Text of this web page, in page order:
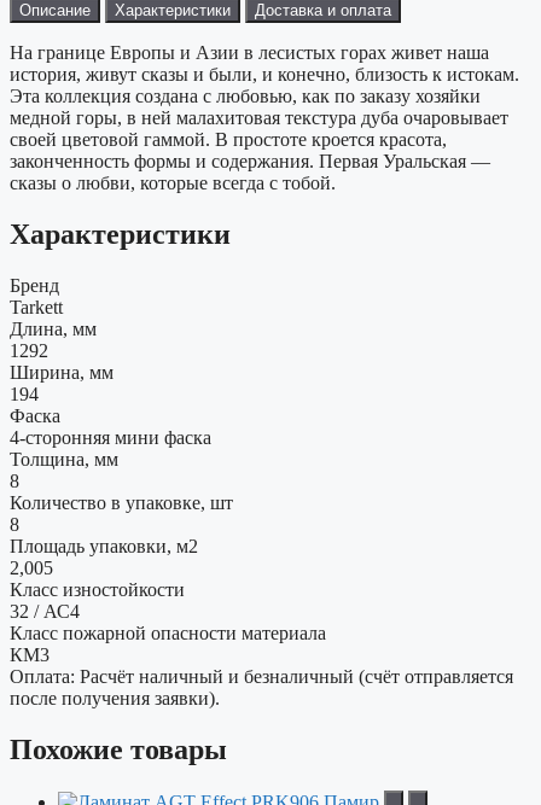
Описание
Характеристики Доставка и оплата
На границе Европы и Азии в лесистых горах живет наша
история, живут сказы и были, и конечно, близость к истокам.
Эта коллекция создана с любовью, как по заказу хозяйки
медной горы, в ней малахитовая текстура дуба очаровывает
своей цветовой гаммой. В простоте кроется красота,
законченность формы и содержания. Первая Уральская —
сказы о любви, которые всегда с тобой.
Характеристики
Бренд
Tarkett
Длина, мм
1292
Ширина, мм
194
Фаска
4-сторонняя мини фаска
Толщина, мм
8
Количество в упаковке, шт
8
Площадь упаковки, м2
2,005
Класс изностойкости
32 / АС4
Класс пожарной опасности материала
КМ3
Оплата: Расчёт наличный и безналичный (счёт отправляется
после получения заявки).
Похожие товары